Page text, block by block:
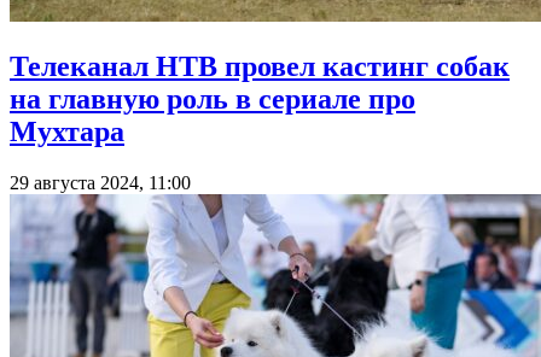
Телеканал НТВ провел кастинг собак
на главную роль в сериале про
Мухтара
29 августа 2024, 11:00